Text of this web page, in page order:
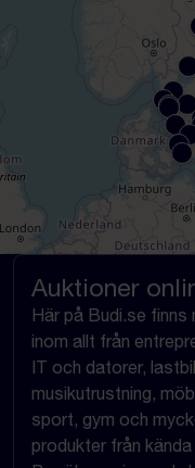
Auktioner
Här på Budi.se finns
inom allt från
IT och datorer,
musikutrustning,
sport, gym och
produkter från